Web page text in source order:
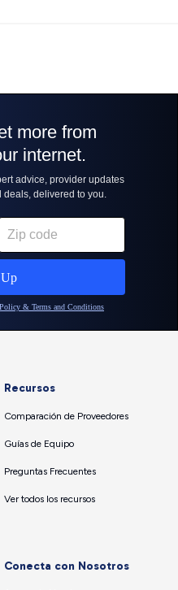
Recursos
Comparación de Proveedores
Guías de Equipo
Preguntas Frecuentes
Ver todos los recursos
Conecta con Nosotros